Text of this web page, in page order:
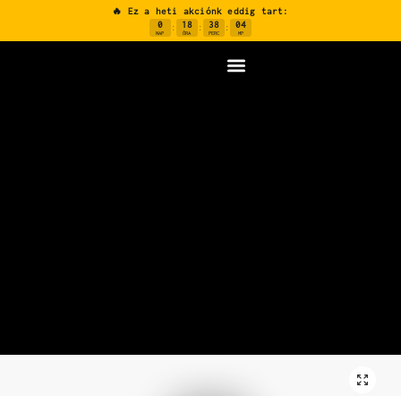
🔥 Ez a heti akciónk eddig tart:
0
NAP
: 18
ÓRA
: 38
PERC
: 03
MP